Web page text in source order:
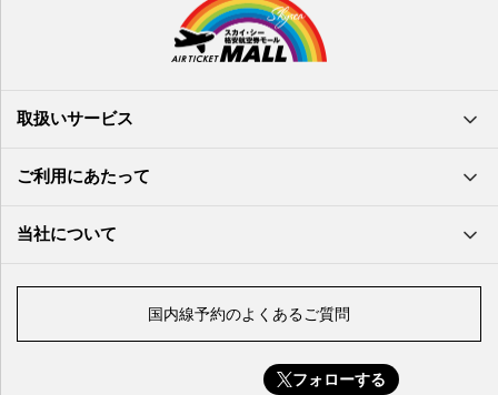
北九州空港
徳之島空港
喜界島空港
南大東空港
多良間空港
取扱いサービス
ご利用にあたって
当社について
国内線予約のよくあるご質問
フォローする